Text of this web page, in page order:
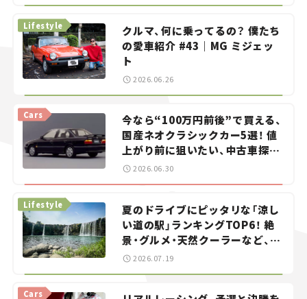
クルマ、何に乗ってるの？ 僕たち
の愛車紹介 #43｜MG ミジェッ
ト
Lifestyle
2026.06.26
今なら“100万円前後”で買える、
国産ネオクラシックカー5選！ 値
上がり前に狙いたい、中古車探し
をお手伝い――ちょっとイケてるマ
Cars
2026.06.30
夏のドライブにピッタリな「涼し
い道の駅」ランキングTOP6！ 絶
景・グルメ・天然クーラーなど、避
暑におすすめのスポットを紹介
Lifestyle
2026.07.19
Cars